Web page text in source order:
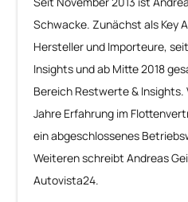
Schwacke. Zunächst als Key
Hersteller und Importeure,
Insights und ab Mitte 2018
Bereich Restwerte & Insights.
Jahre Erfahrung im
ein abgeschlossenes
Weiteren schreibt Andreas
Autovista24.